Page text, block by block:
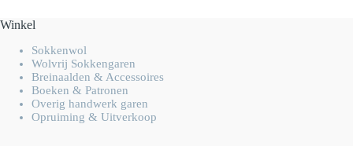
Winkel
Sokkenwol
Wolvrij Sokkengaren
Breinaalden & Accessoires
Boeken & Patronen
Overig handwerk garen
Opruiming & Uitverkoop